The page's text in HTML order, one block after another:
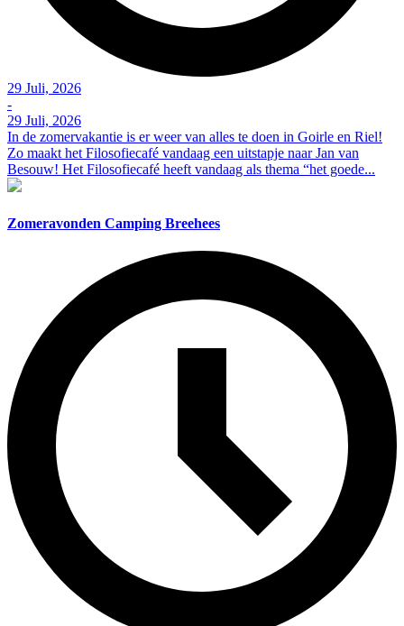
29 Juli, 2026
-
29 Juli, 2026
In de zomervakantie is er weer van alles te doen in Goirle en Riel!
Zo maakt het Filosofiecafé vandaag een uitstapje naar Jan van
Besouw! Het Filosofiecafé heeft vandaag als thema “het goede...
Zomeravonden Camping Breehees